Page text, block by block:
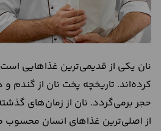
نان یکی از قدیمی‌ترین غذاهایی است
کرده‌اند. تاریخچه پخت نان از گندم و
حجر برمی‌گردد. نان از زمان‌های
از اصلی‌ترین غذاهای انسان